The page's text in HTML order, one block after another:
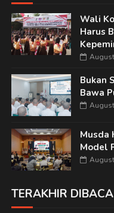
Wali
Harus
Bukan
Bawa
Musda
Model
TERAKHIR DIBACA